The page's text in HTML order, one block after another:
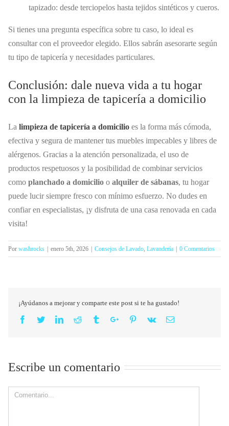
tapizado: desde terciopelos hasta tejidos sintéticos y cueros.
Si tienes una pregunta específica sobre tu caso, lo ideal es
consultar con el proveedor elegido. Ellos sabrán asesorarte según
tu tipo de tapicería y necesidades particulares.
Conclusión: dale nueva vida a tu hogar
con la limpieza de tapicería a domicilio
La limpieza de tapicería a domicilio es la forma más cómoda,
efectiva y segura de mantener tus muebles impecables y libres de
alérgenos. Gracias a la atención personalizada, el uso de
productos respetuosos y la posibilidad de combinar servicios
como planchado a domicilio o alquiler de sábanas, tu hogar
puede lucir siempre fresco con mínimo esfuerzo. No dudes en
confiar en especialistas, ¡y disfruta de una casa renovada en cada
visita!
Por washrocks | enero 5th, 2026 | Consejos de Lavado, Lavandería | 0 Comentarios
¡Ayúdanos a mejorar y comparte este post si te ha gustado!
Facebook
TwitterLinkedinReddit TumblrGoogle+Pinterest
Vk Email
Escribe un comentario
Comment